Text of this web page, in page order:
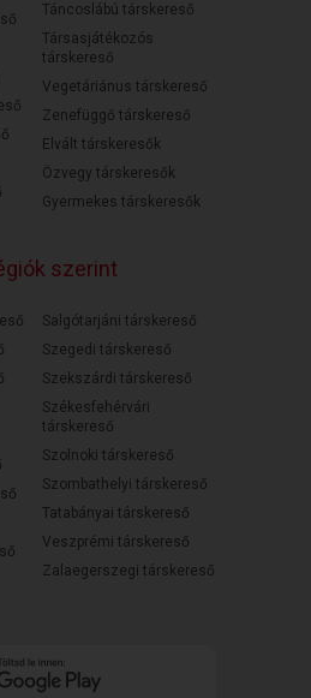
Táncoslábú társkereső
Társasjátékozós
társkereső
Vegetáriánus társkereső
Zenefüggő társkereső
Elvált társkeresők
Özvegy társkeresők
Gyermekes társkeresők
szerint
Salgótarjáni társkereső
Szegedi társkereső
Szekszárdi társkereső
Székesfehérvári
társkereső
Szolnoki társkereső
Szombathelyi társkereső
Tatabányai társkereső
Veszprémi társkereső
Zalaegerszegi társkereső